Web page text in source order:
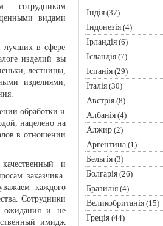
– сотрудникам
видами
лучших в сфере
изделий вы
лестницы,
изделиями,
обработки и
нацелено на
в отношении
и
заказчика.
каждого
Сотрудники
ожидания и не
имидж
Індія(37)
Індонезія(4)
Ірландія(6)
Ісландія(7)
Іспанія(29)
Італія(30)
Австрія(8)
Албанія(4)
Алжир(2)
Аргентина(1)
Бельгія(3)
Болгарія(26)
Бразилія(4)
Великобританія(15)
Греція(44)